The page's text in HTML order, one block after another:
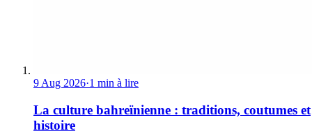
9 Aug 2026·1 min à lire
La culture bahreïnienne : traditions, coutumes et
histoire